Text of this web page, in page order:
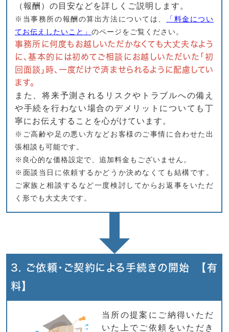
（報酬）の目安などを詳しくご説明します。
※当事務所の報酬の算出方法については、
「料金につい
てお伝えしたいこと」 のページをご覧ください。
事務所に何度もお越しいただかなくても大丈夫なよう
に、基本的には初めてご相談にお越しいただいた「初
回面談」時、一度だけで済ませられるように配慮してい
ます。
また、将来予測されるリスクやトラブルへの備え
や手続を行わない場合のデメリットについても丁
寧にお伝えすることを心がけています。
※ご高齢や足の悪い方などお客様のご事情に合わせた出
張相談も可能です。
※良心的な価格設定で、追加料金もございません。
※面談当日に依頼するかどうか決めなくても結構です。
ご家族と相談するなど一度検討してからお返事をいただ
く形でも大丈夫です。
3. ご依頼・ご契約による手続きの開始 【有
料】
当所の提案にご納得いただ
いた上でご依頼をいただき